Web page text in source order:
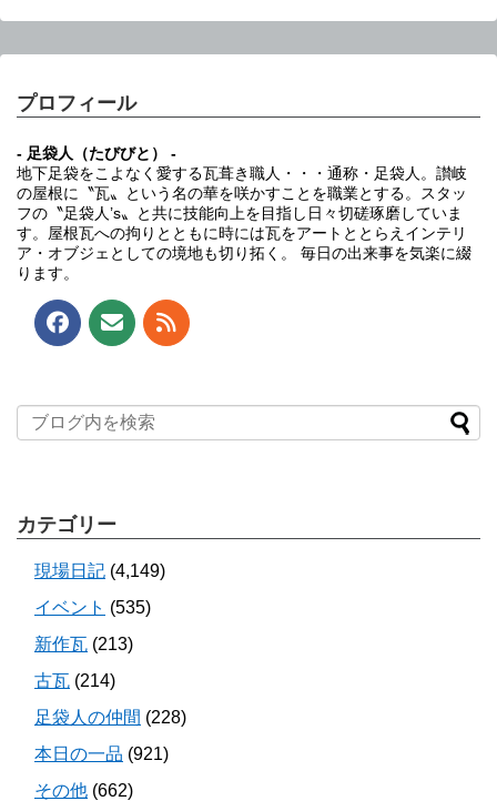
プロフィール
- 足袋人（たびびと） -
地下足袋をこよなく愛する瓦葺き職人・・・通称・足袋人。讃岐
の屋根に〝瓦〟という名の華を咲かすことを職業とする。スタッ
フの〝足袋人’s〟と共に技能向上を目指し日々切磋琢磨していま
す。屋根瓦への拘りとともに時には瓦をアートととらえインテリ
ア・オブジェとしての境地も切り拓く。 毎日の出来事を気楽に綴
ります。
カテゴリー
現場日記 (4,149)
イベント (535)
新作瓦 (213)
古瓦 (214)
足袋人の仲間 (228)
本日の一品 (921)
その他 (662)